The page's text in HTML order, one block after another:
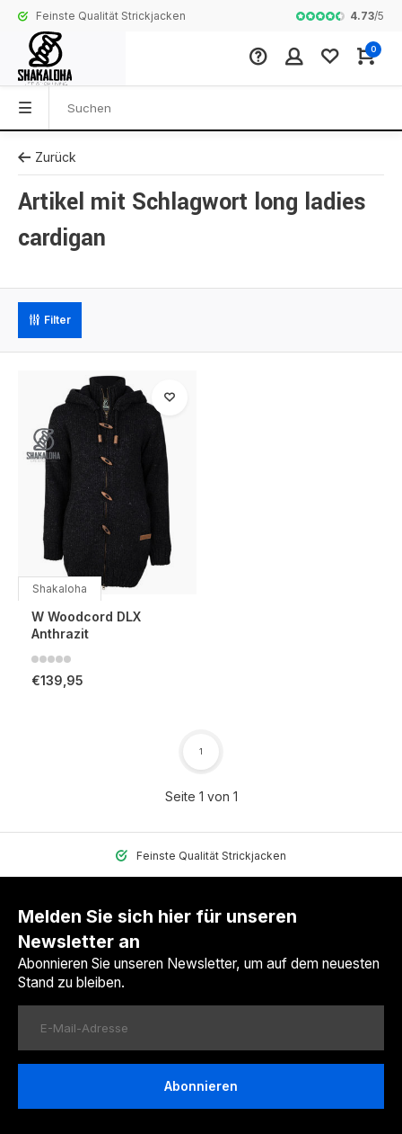
Feinste Qualität Strickjacken Komplette
4.73/5
0
Zurück
Artikel mit Schlagwort long ladies
cardigan
Filter
Shakaloha
W Woodcord DLX
Anthrazit
€139,95
Seite 1 von 1
1
Feinste Qualität Strickjacken
Melden Sie sich hier für unseren
Newsletter an
Abonnieren Sie unseren Newsletter, um auf dem neuesten
Stand zu bleiben.
Abonnieren